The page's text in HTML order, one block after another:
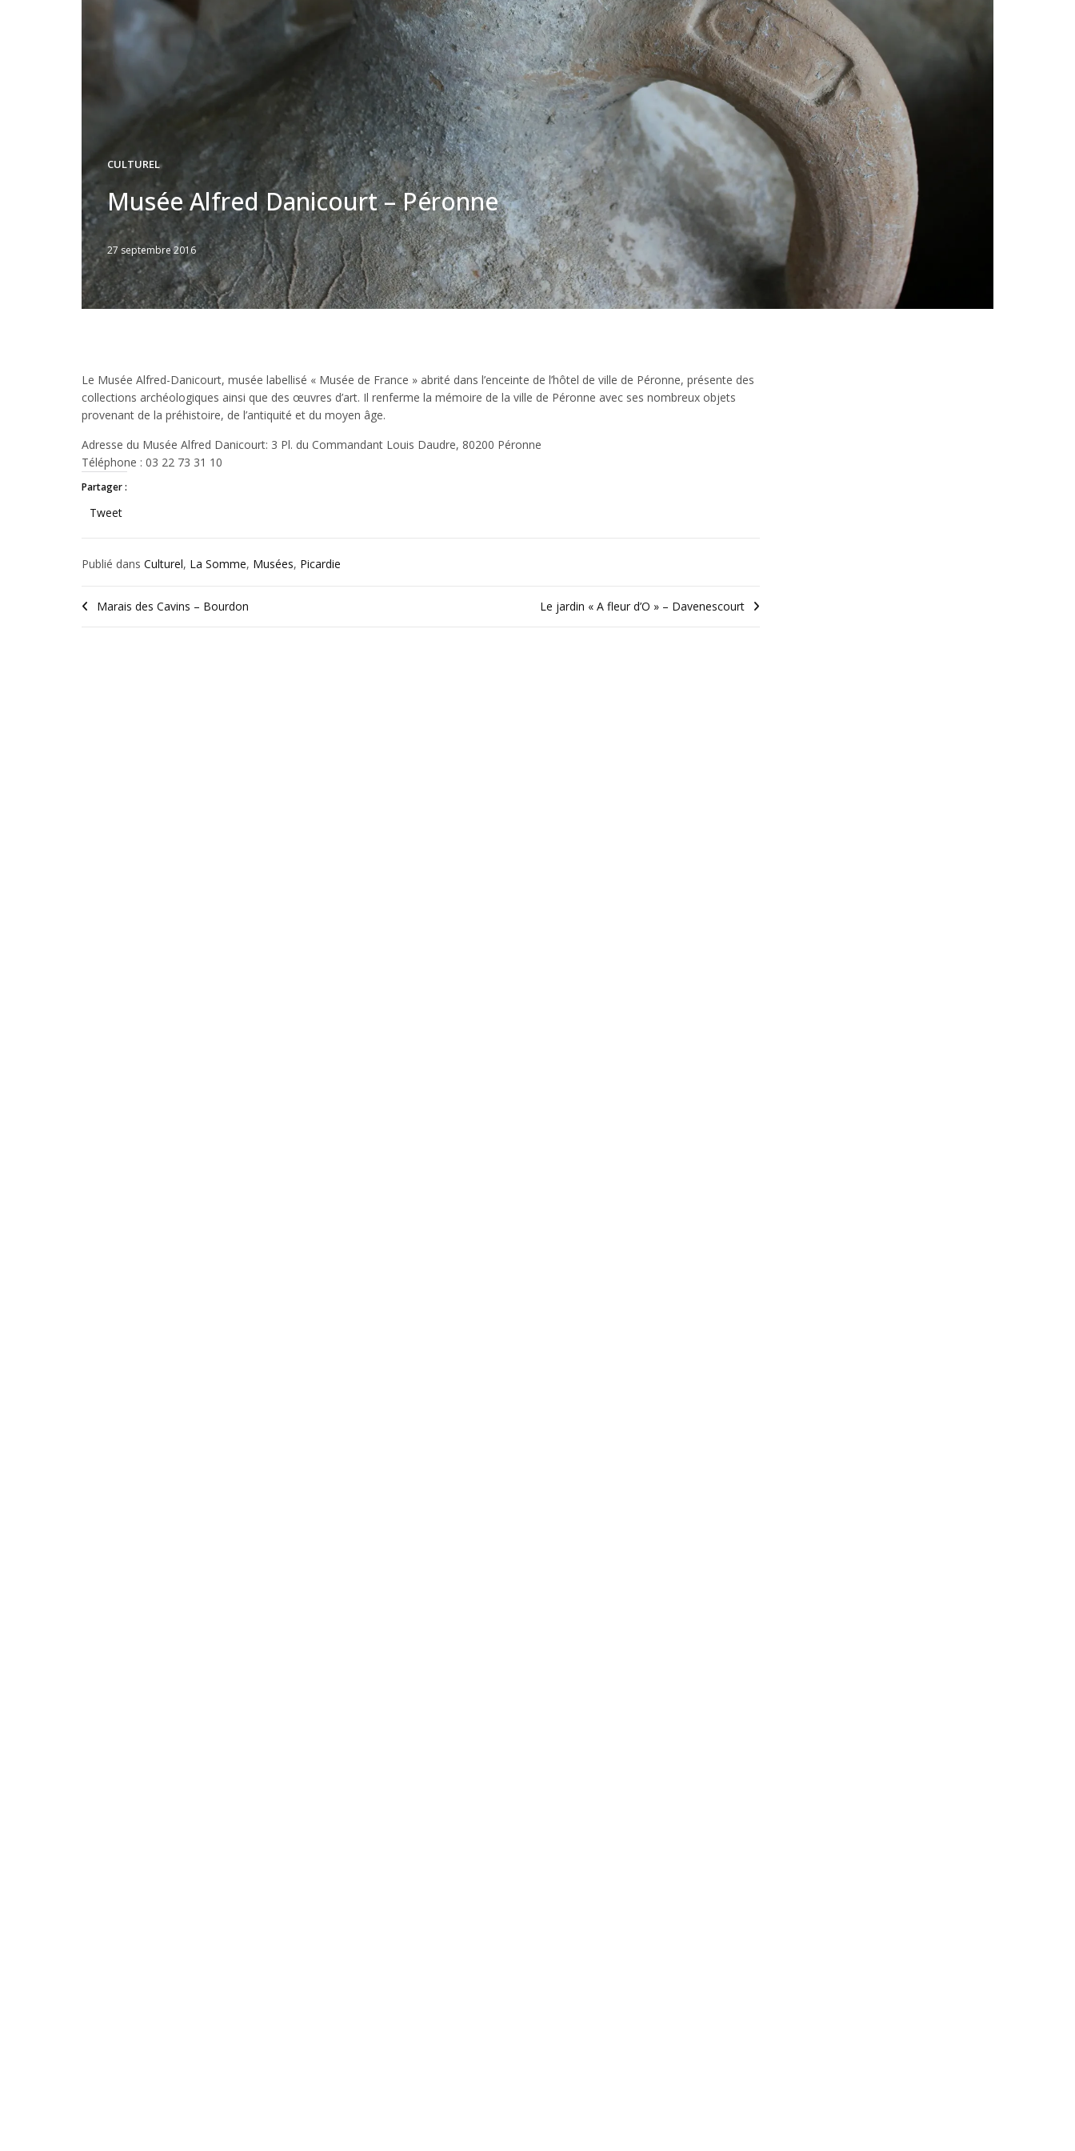
CULTUREL
Musée Alfred Danicourt – Péronne
Written
by
Jérémie
27 septembre 2016
Le Musée Alfred-Danicourt, musée labellisé « Musée de France » abrité dans l’enceinte de l’hôtel de ville de Péronne, présente des
collections archéologiques ainsi que des œuvres d’art. Il renferme la mémoire de la ville de Péronne avec ses nombreux objets
provenant de la préhistoire, de l’antiquité et du moyen âge.
Adresse du Musée Alfred Danicourt: 3 Pl. du Commandant Louis Daudre, 80200 Péronne
Téléphone : 03 22 73 31 10
Partager :
Tweet
Publié dans Culturel, La Somme, Musées, Picardie
Marais des Cavins – Bourdon Le jardin « A fleur d’O » – Davenescourt